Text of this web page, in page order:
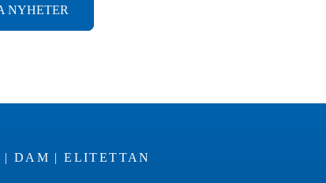
NYHETER
| DAM | ELITETTAN